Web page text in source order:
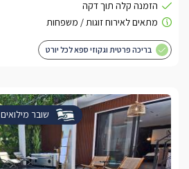
בריכה פרטית וגקוזי ספא לכל יורט
שובר מילואים